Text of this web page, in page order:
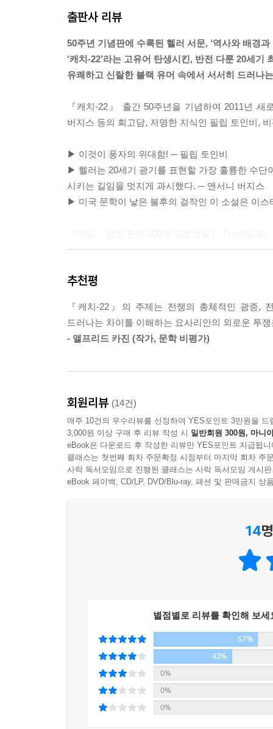
았어.”
과정이라고 정의했다. 오르는 미쳤고 그래서 비행
된다면 그는 더 이상 미친 상태가 아니어서 다시
데, 만일 정상적이라면 그는 출격을 나가야 한다.
간단히 얘기하면, 그는 멍청이였다. 그는 현대 박
것은 물론 어떤 문제의 한쪽만을 뚫어져라 응시
구들을, 그리고 공산주의자 적들 앞에서는 우익
호하는 일이 없었고, 철저하게 미워했다. --- p.143-
요사리안에게는 헤아리기도 힘들 정도로 많은 위
‘파괴적(subversive)’이라는 어휘 그 자체나 마찬
(socialist)’나 ‘수상한(suspicious)’이나 ‘파시스
이름이었으며, 신뢰감을 불러일으키지 못하는 그
적인 이름이지 못했다.
출판사 리뷰
50주년 기념판에 수록된 헬러 서문, ‘역사와 배경과
‘캐치-22’라는 고유어 탄생시킨, 반전 다룬 20세기
유쾌하고 신랄한 블랙 유머 속에서 서서히 드러나
『캐치-22』 출간 50주년을 기념하여 2011년
버지스 등의 회고담, 저명한 지식인 필립 토인비,
▶ 이것이 풍자의 위대함! ─ 필립 토인비
▶ 헬러는 20세기 광기를 표현할 가장 훌륭한 수단
시키는 길임을 멋지게 과시했다. ─ 앤서니 버지스
▶ 미국 문학이 낳은 불후의 걸작인 이 소설은 이
유쾌하고 신랄한 블랙 유머 속에서 서서히 드러나
“첫눈에 반해 버렸다.
요사리안은 군목을 보자마자 미친 듯이 그를 사랑
앤서니 버지스 등의 비평 에세이와 리뷰가 수록되
넘치는 우리말을 구사하는 안정효 역자가 번역해
2차 세계 대전이 막바지로 치닫던 1944년, 지중
내고 제대하기 위해 온갖 수를 쓰지만 언제나 ‘캐
행사하는 조항이다. ‘자기가 미쳤다는 것을 아는
못하는 이율배반의 덫이 되어 요사리안과 동료들
비극성과 부조리를 날카롭게 풍자하며 20세기
《타임》이 선정한 현대 100대 영문 소설의 하나
보통명사가 되어 사전에 등재되었다. 또 2차 세계
■ Catch-22가 도대체 무엇일까
50주년 판에 실린 ‘역사와 배경과 비평’으로 살펴
“물론 함정(catch)이 있지. (……) 캐치-22가 있으니
전투 임무를 면하기를 바라는 사람은 누구라도 정
추천평
『캐치-22』의 주제는 전쟁의 총체적인 광증,
드러나는 차이를 이해하는 요사리안의 외로운 투
- 앨프리드 카진 (작가, 문학 비평가)
회원리뷰 (14건)
매주 10건의 우수리뷰를 선정하여 YES포인트 3만원을 드
3,000원 이상 구매 후 리뷰 작성 시 일반회원 300원, 마니
eBook은 다운로드 후 작성한 리뷰만 YES포인트 지급됩니
클래스는 첫번째 회차 주문확정 시점부터 마지막 회차 주
사락 독서모임으로 진행된 클래스는 사락 독서모임 게시
eBook 페이백, CD/LP, DVD/Blu-ray, 패션 및 판매금지 상
14
별점별로 리뷰를 확인해 보세
57%
43%
0%
0%
0%